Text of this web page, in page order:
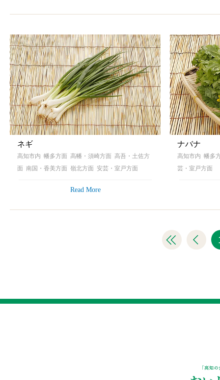
ネギ
高知市内 幡多方面 高幡・須崎方面 高吾・土佐方
面 南国・香美方面 嶺北方面 安芸・室戸方面
Read More
ナバナ
高知市内 幡多
芸・室戸方面